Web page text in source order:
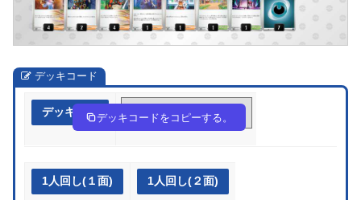
デッキコード
デッキ作成 UySXpM-dWJlQt-XpXMyU
デッキコードをコピーする。
1人回し(１面) 1人回し(２面)